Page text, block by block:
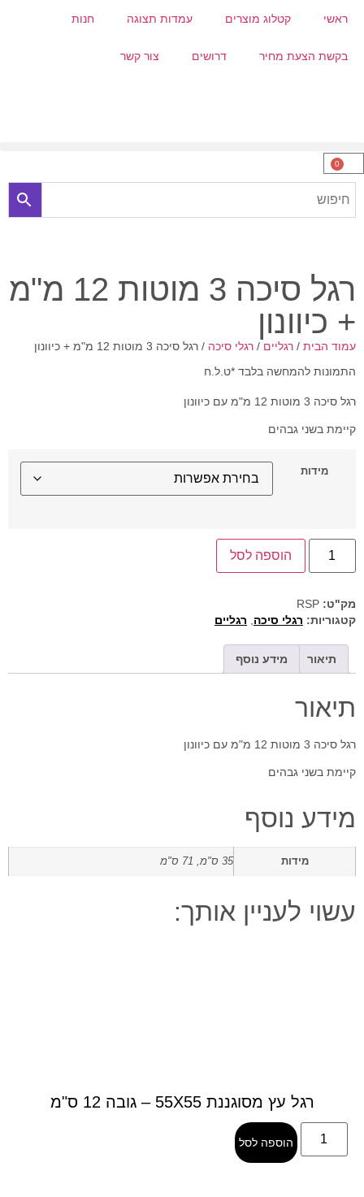
ראשי קטלוג מוצרים עמדות תצוגה חנות
בקשת הצעת מחיר דרושים צור קשר
0
רגל סיכה 3 מוטות 12 מ"מ
+ כיוונון
עמוד הבית/ רגליים/ רגלי סיכה/ רגל סיכה 3 מוטות 12 מ"מ + כיוונון
התמונות להמחשה בלבד *ט.ל.ח
רגל סיכה 3 מוטות 12 מ"מ עם כיוונון
קיימת בשני גבהים
מידות
הוספה לסל
מק"ט:RSP
קטגוריות: רגלי סיכה,רגליים
תיאור מידע נוסף
תיאור
רגל סיכה 3 מוטות 12 מ"מ עם כיוונון
קיימת בשני גבהים
מידע נוסף
מידות 35 ס"מ, 71 ס"מ
עשוי לעניין אותך:
רגל עץ מסוגננת 55X55 – גובה 12 ס"מ
הוספה לסל